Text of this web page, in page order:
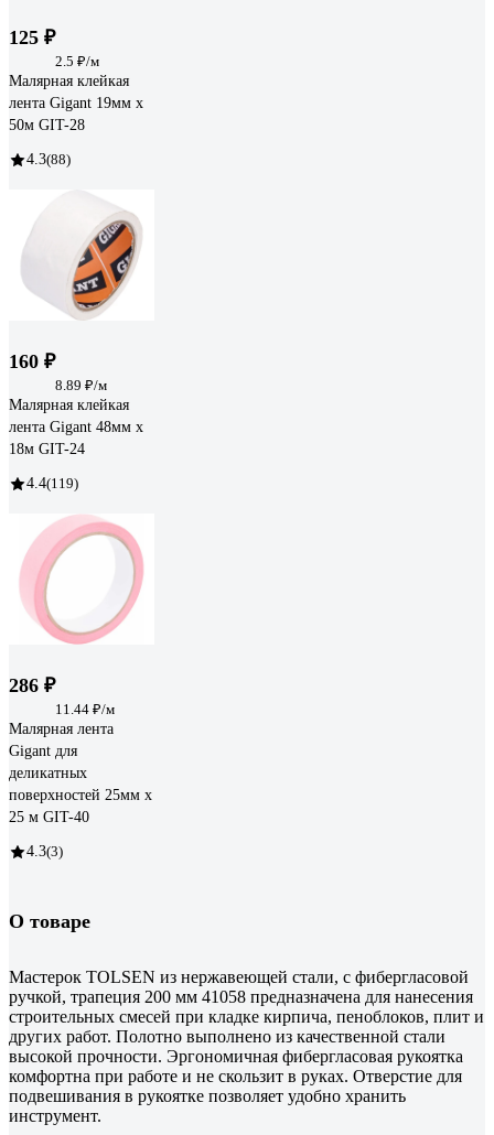
125 ₽
2.5 ₽/м
Малярная клейкая
лента Gigant 19мм x
50м GIT-28
4.3(88)
160 ₽
8.89 ₽/м
Малярная клейкая
лента Gigant 48мм x
18м GIT-24
4.4(119)
286 ₽
11.44 ₽/м
Малярная лента
Gigant для
деликатных
поверхностей 25мм х
25 м GIT-40
4.3(3)
О товаре
Мастерок TOLSEN из нержавеющей стали, с фибергласовой
ручкой, трапеция 200 мм 41058 предназначена для нанесения
строительных смесей при кладке кирпича, пеноблоков, плит и
других работ. Полотно выполнено из качественной стали
высокой прочности. Эргономичная фибергласовая рукоятка
комфортна при работе и не скользит в руках. Отверстие для
подвешивания в рукоятке позволяет удобно хранить
инструмент.